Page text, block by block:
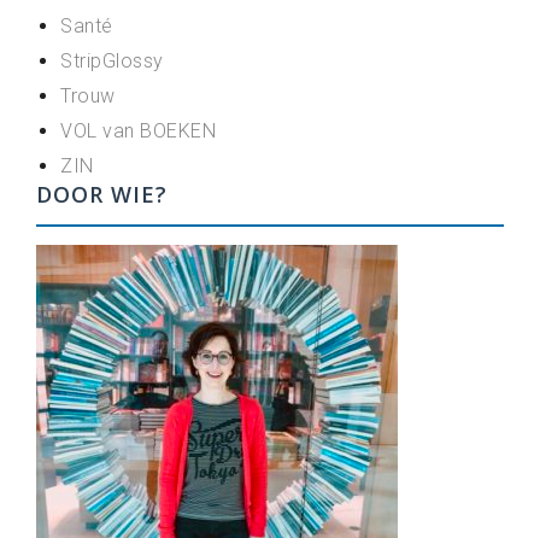
Santé
StripGlossy
Trouw
VOL van BOEKEN
ZIN
DOOR WIE?